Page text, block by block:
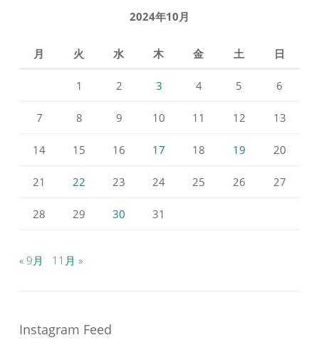
2024年10月
月 火 水 木 金 土 日
1 2 3 4 5 6
7 8 9 10 11 12 13
14 15 16 17 18 19 20
21 22 23 24 25 26 27
28 29 30 31
« 9月 11月 »
Instagram Feed